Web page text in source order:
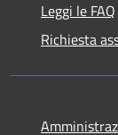
Leggi le FAQ
Richiesta